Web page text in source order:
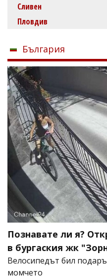
Сливен
Пловдив
България
Познавате ли я?
в бургаския жк
Велосипедът бил
момчето